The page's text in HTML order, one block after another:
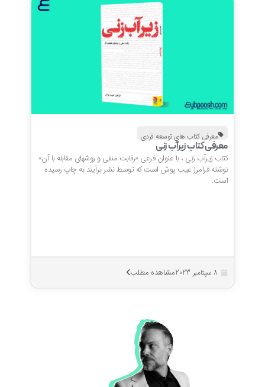
معرفی کتاب های توسعه فردی
معرفی کتاب زیرآب زنی
کتاب زیرآب زنی ، با عنوان فرعی «رقابت منفی و روشهای مقابله با آن»
نوشته فرامرز عیب پوش است که توسط نشر برآیند به چاپ رسیده
مشاهده مطلب